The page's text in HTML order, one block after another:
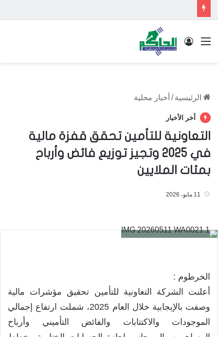
القائمة تسجيل الدخول
الرئيسية / أخبار محلية
أخر الأخبار
التعاونية للتأمين تحقق قفزة مالية
في 2025 وتجيز توزيع فائض وأرباح
بمئات الملايين
11 مايو، 2026
الخرطوم :
أعلنت الشركة التعاونية للتأمين تحقيق مؤشرات مالية
وصفت بالإيجابية خلال العام 2025، شملت ارتفاع إجمالي
الموجودات والاكتتابات والفائض التأميني وأرباح